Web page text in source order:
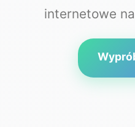
internetowe